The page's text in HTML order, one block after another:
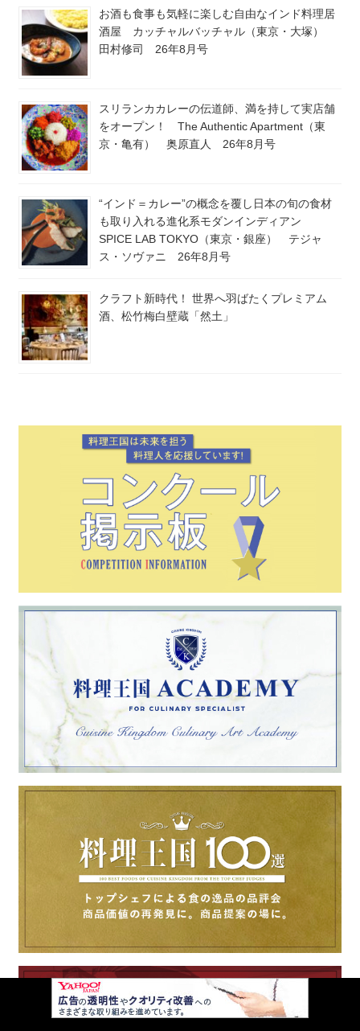
お酒も食事も気軽に楽しむ自由なインド料理居
酒屋 カッチャルバッチャル（東京・大塚）
田村修司 26年8月号
スリランカカレーの伝道師、満を持して実店舗
をオープン！ The Authentic Apartment（東
京・亀有） 奥原直人 26年8月号
“インド＝カレー”の概念を覆し日本の旬の食材
も取り入れる進化系モダンインディアン
SPICE LAB TOKYO（東京・銀座） テジャ
ス・ソヴァニ 26年8月号
クラフト新時代！ 世界へ羽ばたくプレミアム
酒、松竹梅白壁蔵「然土」